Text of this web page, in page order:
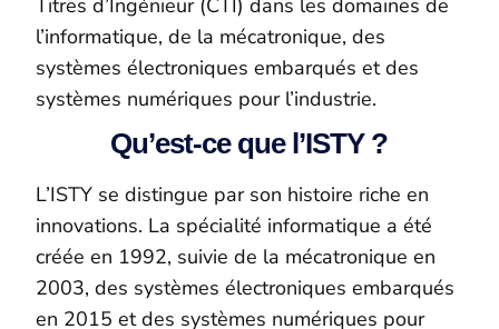
Titres d’Ingénieur (CTI) dans les domaines de
l’informatique, de la mécatronique, des
systèmes électroniques embarqués et des
systèmes numériques pour l’industrie.
Qu’est-ce que l’ISTY ?
L’ISTY se distingue par son histoire riche en
innovations. La spécialité informatique a été
créée en 1992, suivie de la mécatronique en
2003, des systèmes électroniques embarqués
en 2015 et des systèmes numériques pour